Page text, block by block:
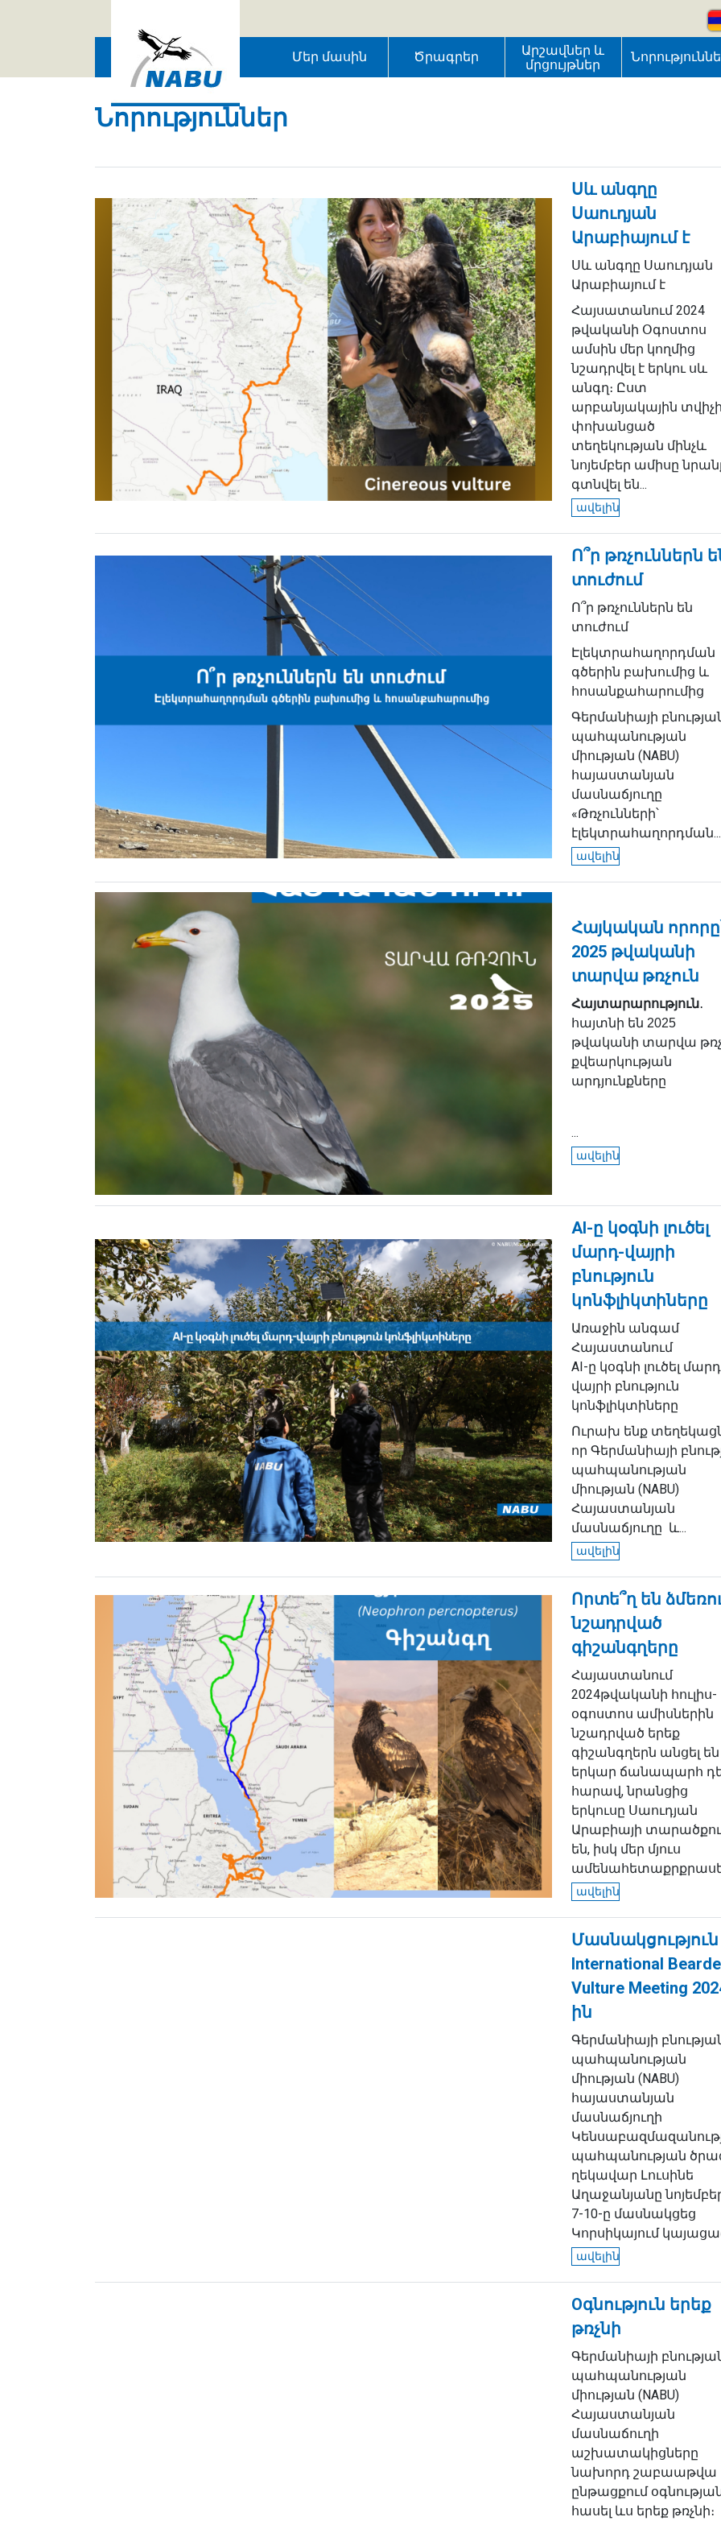
Մեր մասին Ծրագրեր
Արշավներ և
մրցույթներ
Նորություններ
Սև անգղը
Սաուդյան
Արաբիայում է
Սև անգղը Սաուդյան
Արաբիայում է
Հայսատանում 2024
թվականի Օգոստոս
ամսին մեր կողմից
նշադրվել է երկու սև
անգղ։ Ըստ
արբանյակային տվիչի
փոխանցած
տեղեկության մինչև
նոյեմբեր ամիսը
գտնվել են...
ավելին
Ո՞ր թռչուններն
տուժում
Ո՞ր թռչուններն են
տուժում
Էլեկտրահաղորդման
գծերին բախումից և
հոսանքահարումից
Գերմանիայի
պահպանության
միության (NABU)
հայաստանյան
մասնաճյուղը
«Թռչունների՝
էլեկտրահաղորդման...
ավելին
Հայկական
2025 թվականի
տարվա թռչուն
Հայտարարություն․
հայտնի են 2025
թվականի տարվա
քվեարկության
արդյունքները
...
ավելին
AI-ը կօգնի լուծել
մարդ-վայրի
բնություն
կոնֆլիկտիները
Առաջին անգամ
Հայաստանում
AI-ը կօգնի լուծել
վայրի բնություն
կոնֆլիկտիները
Ուրախ ենք
որ Գերմանիայի
պահպանության
միության (NABU)
Հայաստանյան
մասնաճյուղը և...
ավելին
Որտե՞ղ են
նշադրված
գիշանգղերը
Հայաստանում
2024թվականի հուլիս-
օգոստոս ամիսներին
նշադրված երեք
գիշանգղերն անցել են
երկար ճանապարհ
հարավ, նրանցից
երկուսը Սաուդյան
Արաբիայի
են, իսկ մեր մյուս
ավելին
Մասնակցություն
International
Vulture Meeting
ին
Գերմանիայի
պահպանության
միության (NABU)
հայաստանյան
մասնաճյուղի
պահպանության
ղեկավար Լուսինե
Աղաջանյանը
7-10-ը մասնակցեց
Կորսիկայում
ավելին
Oգնություն երեք
թռչնի
Գերմանիայի
պահպանության
միության (NABU)
Հայաստանյան
մասնաճուղի
աշխատակիցները
նախորդ շաբաաթվա
ընթացքում
հասել ևս երեք թռչնի։